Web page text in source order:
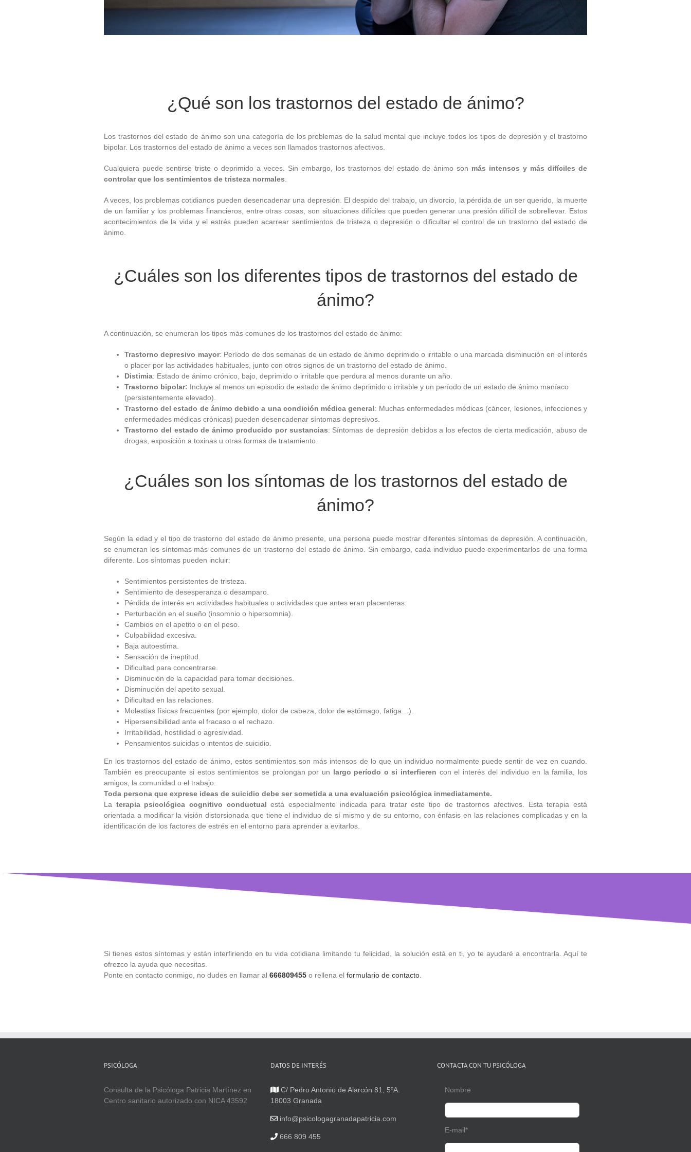
¿Qué son los trastornos del estado de ánimo?
Los trastornos del estado de ánimo son una categoría de los problemas de la salud mental que incluye todos los tipos de depresión y el trastorno
bipolar. Los trastornos del estado de ánimo a veces son llamados trastornos afectivos.
Cualquiera puede sentirse triste o deprimido a veces. Sin embargo, los trastornos del estado de ánimo son más intensos y más difíciles de
controlar que los sentimientos de tristeza normales
A veces, los problemas cotidianos pueden desencadenar una depresión. El despido del trabajo, un divorcio, la pérdida de un ser querido, la muerte
de un familiar y los problemas financieros, entre otras cosas, son situaciones difíciles que pueden generar una presión difícil de sobrellevar. Estos
acontecimientos de la vida y el estrés pueden acarrear sentimientos de tristeza o depresión o dificultar el control de un trastorno del estado de
ánimo.
¿Cuáles son los diferentes tipos de trastornos del estado de
ánimo?
A continuación, se enumeran los tipos más comunes de los trastornos del estado de ánimo:
Trastorno depresivo mayor: Período de dos semanas de un estado de ánimo deprimido o irritable o una marcada disminución en el interés
o placer por las actividades habituales, junto con otros signos de un trastorno del estado de ánimo.
Distimia: Estado de ánimo crónico, bajo, deprimido o irritable que perdura al menos durante un año.
Trastorno bipolar: Incluye al menos un episodio de estado de ánimo deprimido o irritable y un período de un estado de ánimo maníaco
(persistentemente elevado).
Trastorno del estado de ánimo debido a una condición médica general: Muchas enfermedades médicas (cáncer, lesiones, infecciones y
enfermedades médicas crónicas) pueden desencadenar síntomas depresivos.
Trastorno del estado de ánimo producido por sustancias: Síntomas de depresión debidos a los efectos de cierta medicación, abuso de
drogas, exposición a toxinas u otras formas de tratamiento.
¿Cuáles son los síntomas de los trastornos del estado de
ánimo?
Según la edad y el tipo de trastorno del estado de ánimo presente, una persona puede mostrar diferentes síntomas de depresión. A continuación,
se enumeran los síntomas más comunes de un trastorno del estado de ánimo. Sin embargo, cada individuo puede experimentarlos de una forma
diferente. Los síntomas pueden incluir:
Sentimientos persistentes de tristeza.
Sentimiento de desesperanza o desamparo.
Pérdida de interés en actividades habituales o actividades que antes eran placenteras.
Perturbación en el sueño (insomnio o hipersomnia).
Cambios en el apetito o en el peso.
Culpabilidad excesiva.
Baja autoestima.
Sensación de ineptitud.
Dificultad para concentrarse.
Disminución de la capacidad para tomar decisiones.
Disminución del apetito sexual.
Dificultad en las relaciones.
Molestias físicas frecuentes (por ejemplo, dolor de cabeza, dolor de estómago, fatiga…).
Hipersensibilidad ante el fracaso o el rechazo.
Irritabilidad, hostilidad o agresividad.
Pensamientos suicidas o intentos de suicidio.
En los trastornos del estado de ánimo, estos sentimientos son más intensos de lo que un individuo normalmente puede sentir de vez en cuando.
También es preocupante si estos sentimientos se prolongan por un largo período o si interfieren con el interés del individuo en la familia, los
amigos, la comunidad o el trabajo.
Toda persona que exprese ideas de suicidio debe ser sometida a una evaluación psicológica inmediatamente.
La terapia psicológica cognitivo conductual está especialmente indicada para tratar este tipo de trastornos afectivos. Esta terapia está
orientada a modificar la visión distorsionada que tiene el individuo de sí mismo y de su entorno, con énfasis en las relaciones complicadas y en la
identificación de los factores de estrés en el entorno para aprender a evitarlos.
Si tienes estos síntomas y están interfiriendo en tu vida cotidiana limitando tu felicidad, la solución está en ti, yo te ayudaré a encontrarla. Aquí te
ofrezco la ayuda que necesitas.
Ponte en contacto conmigo, no dudes en llamar al 666809455 o rellena el formulario de contacto
PSICÓLOGA
Consulta de la Psicóloga Patricia Martínez en
Centro sanitario autorizado con NICA 43592
DATOS DE INTERÉS
C/ Pedro Antonio de Alarcón 81, 5ºA.
18003 Granada
info@psicologagranadapatricia.com
666 809 455
CONTACTA CON TU PSICÓLOGA
Nombre
E-mail*